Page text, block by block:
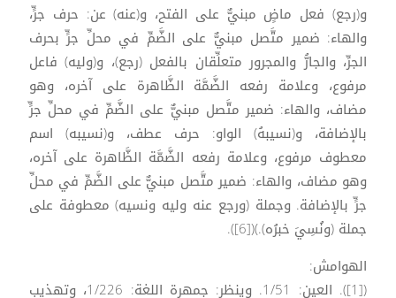
و(رجع) فعل ماضٍ مبنيٌّ على الفتح، و(عنه) عن: حرف جرٍّ،
والهاء: ضمير متَّصل مبنيٌّ على الضَّمِّ في محلِّ جرٍّ بحرف
الجرِّ، والجارُّ والمجرور متعلِّقان بالفعل (رجع)، و(وليه) فاعل
مرفوع، وعلامة رفعه الضَّمَّة الظَّاهرة على آخره، وهو
مضاف، والهاء: ضمير متَّصل مبنيٌّ على الضَّمِّ في محلِّ جرٍّ
بالإضافة، و(نسيبهُ) الواو: حرف عطف، و(نسيبه) اسم
معطوف مرفوع، وعلامة رفعه الضَّمَّة الظَّاهرة على آخره،
وهو مضاف، والهاء: ضمير متَّصل مبنيٌّ على الضَّمِّ في محلِّ
جرٍّ بالإضافة. وجملة (ورجع عنه وليه ونسيه) معطوفة على
جملة (ونُسِيَ خبرُه).)([6]).
الهوامش:
([1]). العين: 1/51. وينظر: جمهرة اللغة: 1/226، وتهذيب